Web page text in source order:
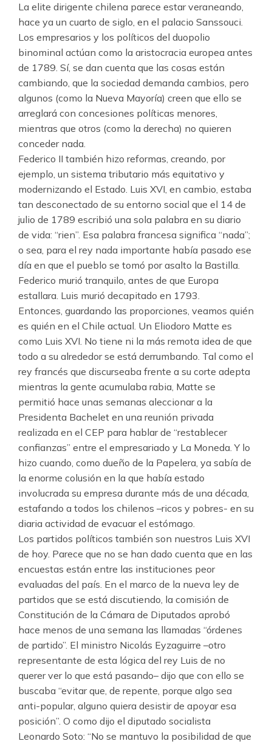
La elite dirigente chilena parece estar veraneando,
hace ya un cuarto de siglo, en el palacio Sanssouci.
Los empresarios y los políticos del duopolio
binominal actúan como la aristocracia europea antes
de 1789. Sí, se dan cuenta que las cosas están
cambiando, que la sociedad demanda cambios, pero
algunos (como la Nueva Mayoría) creen que ello se
arreglará con concesiones políticas menores,
mientras que otros (como la derecha) no quieren
conceder nada.
Federico II también hizo reformas, creando, por
ejemplo, un sistema tributario más equitativo y
modernizando el Estado. Luis XVI, en cambio, estaba
tan desconectado de su entorno social que el 14 de
julio de 1789 escribió una sola palabra en su diario
de vida: “rien”. Esa palabra francesa significa “nada”;
o sea, para el rey nada importante había pasado ese
día en que el pueblo se tomó por asalto la Bastilla.
Federico murió tranquilo, antes de que Europa
estallara. Luis murió decapitado en 1793.
Entonces, guardando las proporciones, veamos quién
es quién en el Chile actual. Un Eliodoro Matte es
como Luis XVI. No tiene ni la más remota idea de que
todo a su alrededor se está derrumbando. Tal como el
rey francés que discurseaba frente a su corte adepta
mientras la gente acumulaba rabia, Matte se
permitió hace unas semanas aleccionar a la
Presidenta Bachelet en una reunión privada
realizada en el CEP para hablar de “restablecer
confianzas” entre el empresariado y La Moneda. Y lo
hizo cuando, como dueño de la Papelera, ya sabía de
la enorme colusión en la que había estado
involucrada su empresa durante más de una década,
estafando a todos los chilenos –ricos y pobres- en su
diaria actividad de evacuar el estómago.
Los partidos políticos también son nuestros Luis XVI
de hoy. Parece que no se han dado cuenta que en las
encuestas están entre las instituciones peor
evaluadas del país. En el marco de la nueva ley de
partidos que se está discutiendo, la comisión de
Constitución de la Cámara de Diputados aprobó
hace menos de una semana las llamadas “órdenes
de partido”. El ministro Nicolás Eyzaguirre –otro
representante de esta lógica del rey Luis de no
querer ver lo que está pasando– dijo que con ello se
buscaba “evitar que, de repente, porque algo sea
anti-popular, alguno quiera desistir de apoyar esa
posición”. O como dijo el diputado socialista
Leonardo Soto: “No se mantuvo la posibilidad de que